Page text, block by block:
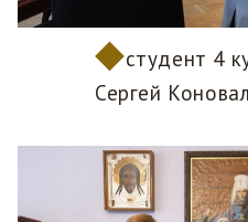
студент 4
Сергей